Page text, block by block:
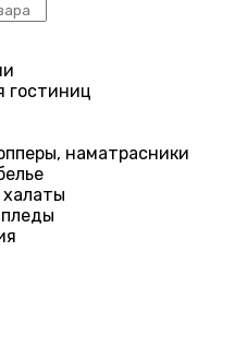
гостиниц
наматрасники